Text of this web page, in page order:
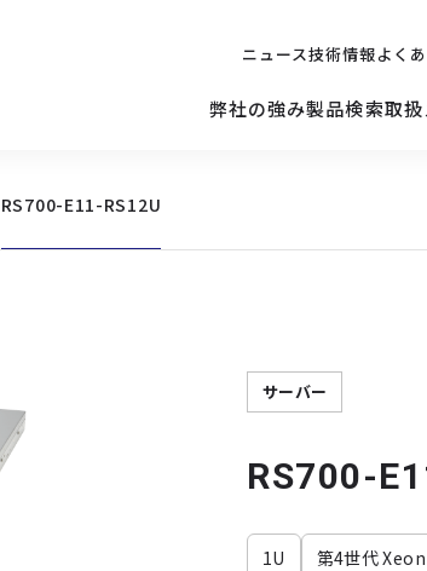
ニュース技術情報よく
弊社の強み製品検索
サーバー
取扱
キッティング
ご購入を検討されている方へ
RS700-E11-RS12U
サーバー
RS700-
1U 第4世代